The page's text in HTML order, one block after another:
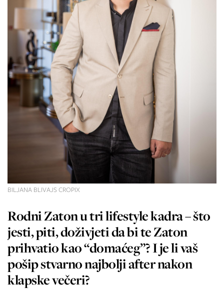
BILJANA BLIVAJS CROPIX
Rodni Zaton u tri lifestyle kadra – što
jesti, piti, doživjeti da bi te Zaton
prihvatio kao “domaćeg”? I je li vaš
pošip stvarno najbolji after nakon
klapske večeri?